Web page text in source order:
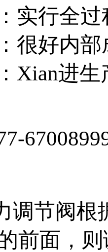
实行全
很好内
Xian进
调节阀
前面，